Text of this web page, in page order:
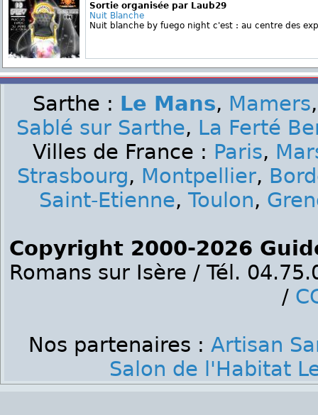
Sortie organisée par Laub29
Nuit Blanche
Nuit blanche by fuego night c'est : au centre des
Sarthe : Le Mans, Mamers
Sablé sur Sarthe, La Ferté
Villes de France : Paris,
Strasbourg, Montpellier,
Saint-Etienne, Toulon,
Copyright 2000-2026
Romans sur Isère / Tél.
/
Nos partenaires : Artisan
Salon de l'Habitat